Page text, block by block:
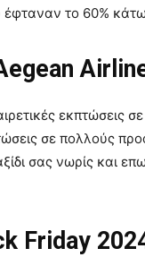
έφταναν το 60%
εκπτώσεις
σε πολλούς
σας νωρίς και
Friday